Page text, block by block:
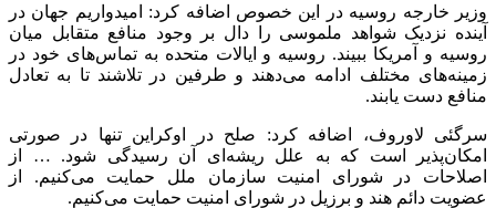
وزیر خارجه روسیه در این خصوص اضافه کرد: امیدواریم جهان در
آینده نزدیک شواهد ملموسی را دال بر وجود منافع متقابل میان
روسیه و آمریکا ببیند. روسیه و ایالات متحده به تماس‌های خود در
زمینه‌های مختلف ادامه می‌دهند و طرفین در تلاشند تا به تعادل
منافع دست یابند.
سرگئی لاوروف، اضافه کرد: صلح در اوکراین تنها در صورتی
امکان‌پذیر است که به علل ریشه‌ای آن رسیدگی شود. … از
اصلاحات در شورای امنیت سازمان ملل حمایت می‌کنیم. از
عضویت دائم هند و برزیل در شورای امنیت حمایت می‌کنیم.